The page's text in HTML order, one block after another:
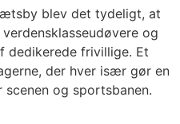
blev det tydeligt, at
og
frivillige. Et
der hver især gør en
og sportsbanen.